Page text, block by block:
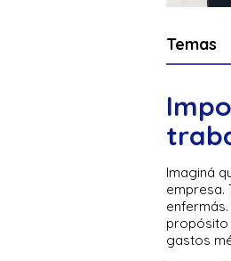
Temas
Imaginá
empresa.
propósito
gastos